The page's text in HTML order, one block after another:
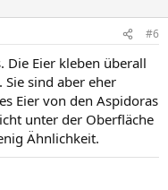
#6
Die Eier kleben überall
sind aber eher
Eier von den Aspidoras
unter der Oberfläche
Ähnlichkeit.